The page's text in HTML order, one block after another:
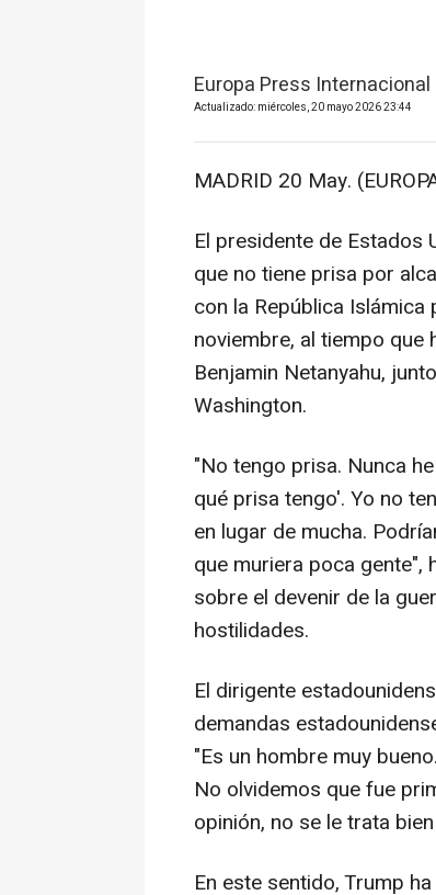
Europa Press Internacional
Actualizado: miércoles, 20 mayo 2026 23:44
MADRID 20 May.
El presidente de Estados
que no tiene prisa por
con la República
noviembre, al tiempo que
Benjamin Netanyahu,
Washington.
"No tengo prisa. Nunca
qué prisa tengo'. Yo no
en lugar de mucha.
que muriera poca gente",
sobre el devenir de la
hostilidades.
El dirigente
demandas
"Es un hombre muy
No olvidemos que fue
opinión, no se le trata
En este sentido, Trump